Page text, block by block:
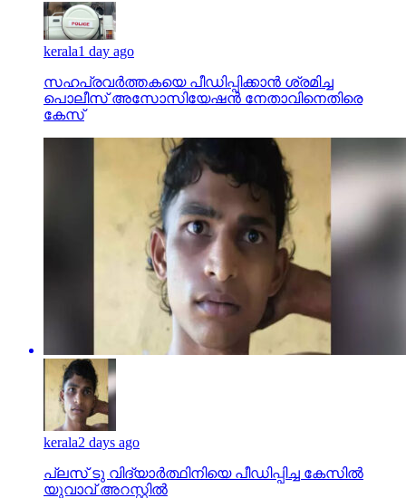
kerala1 day ago
സഹപ്രവര്‍ത്തകയെ പീഡിപ്പിക്കാന്‍ ശ്രമിച്ച
പൊലീസ് അസോസിയേഷന്‍ നേതാവിനെതിരെ
കേസ്
kerala2 days ago
പ്ലസ് ടു വിദ്യാര്‍ത്ഥിനിയെ പീഡിപ്പിച്ച കേസില്‍
യുവാവ് അറസ്റ്റില്‍